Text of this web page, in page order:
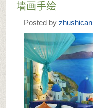
墙画手绘
Posted by zhushican